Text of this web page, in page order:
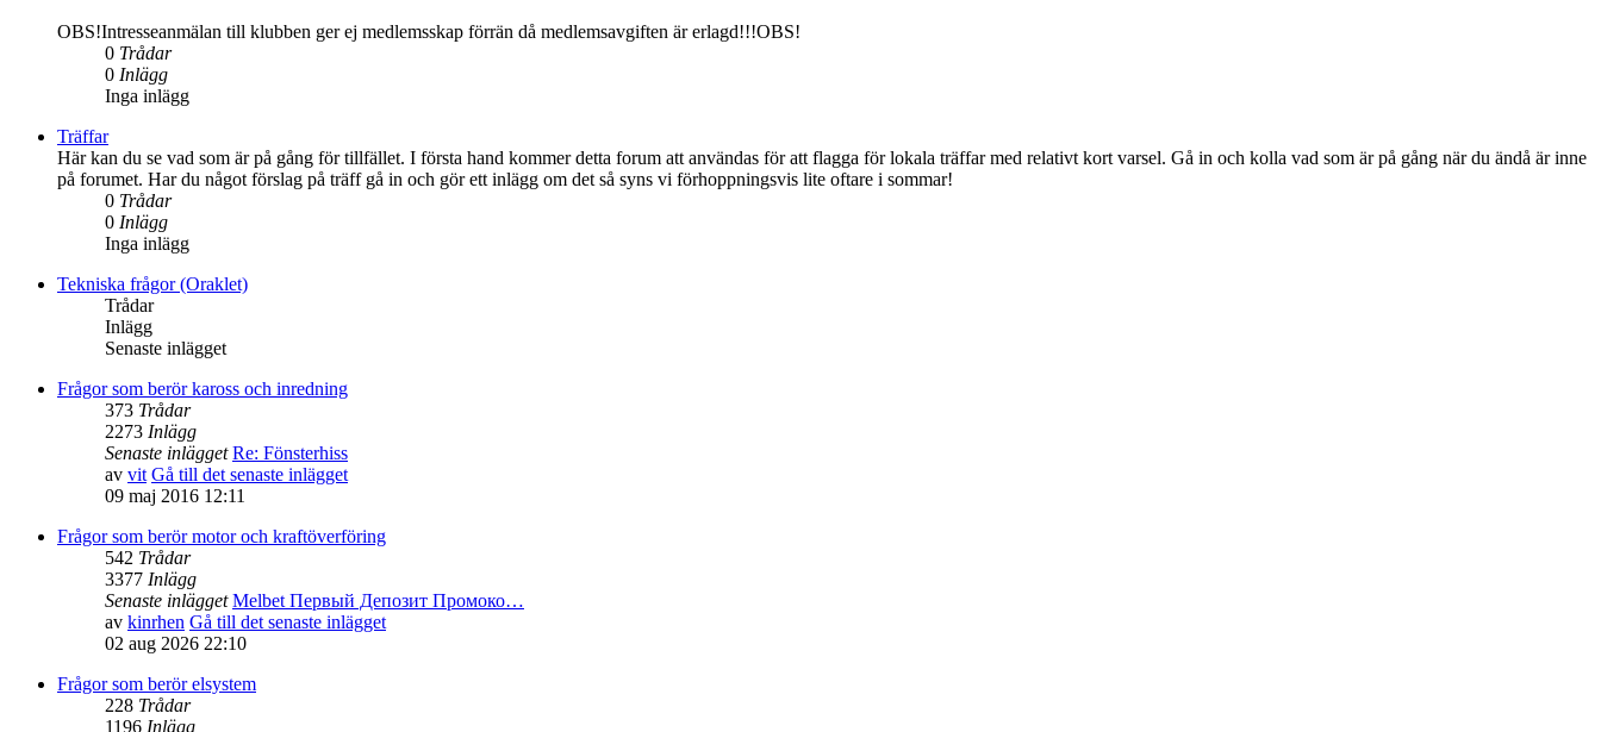
OBS!Intresseanmälan till klubben ger ej medlemsskap förrän då medlemsavgiften är erlagd!!!OBS!
0 Trådar
0 Inlägg
Inga inlägg
Träffar
Här kan du se vad som är på gång för tillfället. I första hand kommer detta forum att användas för att flagga för lokala träffar med relativt kort varsel. Gå in och kolla vad som är på gång när du ändå är inne
på forumet. Har du något förslag på träff gå in och gör ett inlägg om det så syns vi förhoppningsvis lite oftare i sommar!
0 Trådar
0 Inlägg
Inga inlägg
Tekniska frågor (Oraklet)
Trådar
Inlägg
Senaste inlägget
Frågor som berör kaross och inredning
373 Trådar
2273 Inlägg
Senaste inlägget Re: Fönsterhiss
av vit Gå till det senaste inlägget
09 maj 2016 12:11
Frågor som berör motor och kraftöverföring
542 Trådar
3377 Inlägg
Senaste inlägget Melbet Первый Депозит Промоко…
av kinrhen Gå till det senaste inlägget
02 aug 2026 22:10
Frågor som berör elsystem
228 Trådar
1196 Inlägg